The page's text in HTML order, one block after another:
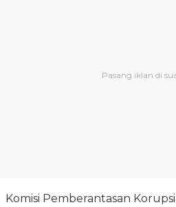
Komisi Pemberantasan